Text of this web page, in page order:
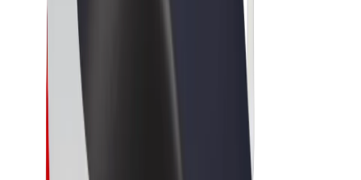
การโดยสาร
สกู๊ตเตอร์
Bolt Market
Bolt Food
Bolt Drive
Bolt for Business